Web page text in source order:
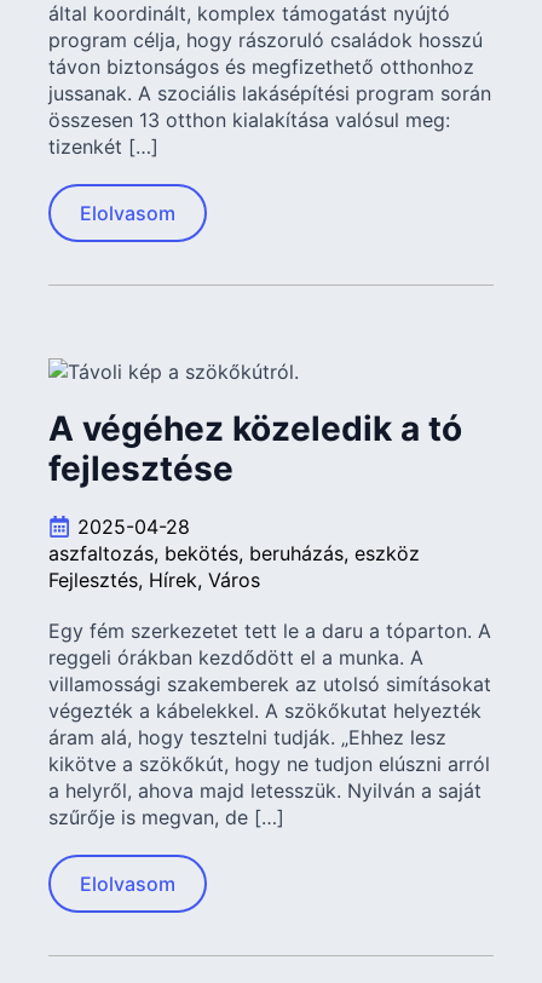
által koordinált, komplex támogatást nyújtó
program célja, hogy rászoruló családok hosszú
távon biztonságos és megfizethető otthonhoz
jussanak. A szociális lakásépítési program során
összesen 13 otthon kialakítása valósul meg:
tizenkét […]
Elolvasom
A végéhez közeledik a tó
fejlesztése
2025-04-28
aszfaltozás bekötés beruházás eszköz
Fejlesztés Hírek Város
Egy fém szerkezetet tett le a daru a tóparton. A
reggeli órákban kezdődött el a munka. A
villamossági szakemberek az utolsó simításokat
végezték a kábelekkel. A szökőkutat helyezték
áram alá, hogy tesztelni tudják. „Ehhez lesz
kikötve a szökőkút, hogy ne tudjon elúszni arról
a helyről, ahova majd letesszük. Nyilván a saját
szűrője is megvan, de […]
Elolvasom